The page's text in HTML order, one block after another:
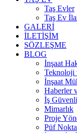
Taş Evler
Taş Ev
GALERİ
İLETİŞİM
SÖZLEŞME
BLOG
İnşaat
Teknoloji
İnşaat
Haberler
İş
Mimarlık
Proje
Püf